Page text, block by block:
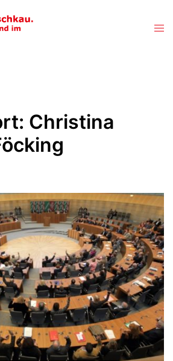
Christina